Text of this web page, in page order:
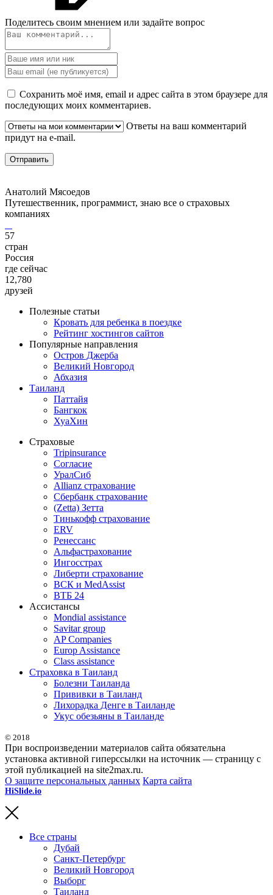
Поделитесь своим мнением или задайте вопрос
Сохранить моё имя, email и адрес сайта в этом браузере для
последующих моих комментариев.
Ответы на ваш комментарий
придут на e-mail.
Анатолий Мясоедов
Путешественник, программист, знаю все о страховых
компаниях
57
стран
Россия
где сейчас
12,780
друзей
Полезные статьи
Кровать для ребенка в поездке
Рейтинг хостингов сайтов
Популярные направления
Остров Джерба
Великий Новгород
Абхазия
Таиланд
Паттайя
Бангкок
ХуаХин
Страховые
Tripinsurance
Согласие
УралСиб
Allianz страхование
Сбербанк страхование
(Zetta) Зетта
Тинькофф страхование
ERV
Ренессанс
Альфастрахование
Ингосстрах
Либерти страхование
ВСК и MedAssist
ВТБ 24
Ассистансы
Mondial assistance
Savitar group
AP Companies
Europ Assistance
Class assistance
Страховка в Таиланд
Болезни Таиланда
Прививки в Таиланд
Лихорадка Денге в Таиланде
Укус обезьяны в Таиланде
© 2018
При воспроизведении материалов сайта обязательна
установка активной гиперссылки на источник — страницу с
этой публикацией на site2max.ru.
О защите персональных данных Карта сайта
HiSlide.io
Все страны
Дубай
Санкт-Петербург
Великий Новгород
Выборг
Таиланд